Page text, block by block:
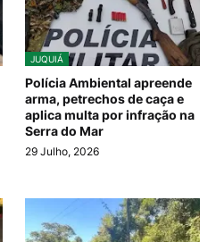
JUQUIÁ
Polícia Ambiental apreende
arma, petrechos de caça e
aplica multa por infração na
Serra do Mar
29 Julho, 2026